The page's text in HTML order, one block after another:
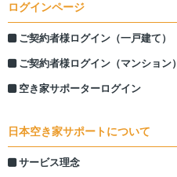
ログインページ
ご契約者様ログイン（一戸建て）
ご契約者様ログイン（マンション）
空き家サポーターログイン
日本空き家サポートについて
サービス理念